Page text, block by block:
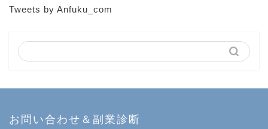
Tweets by Anfuku_com
お問い合わせ＆副業診断